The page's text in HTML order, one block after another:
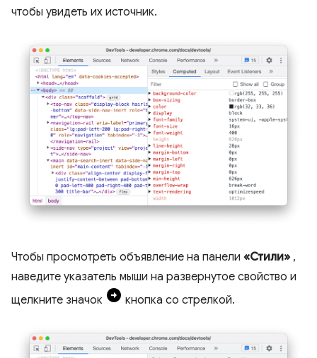
чтобы увидеть их источник.
Чтобы просмотреть объявление на панели «Стили» ,
наведите указатель мыши на развернутое свойство и
щелкните значок
кнопка со стрелкой.